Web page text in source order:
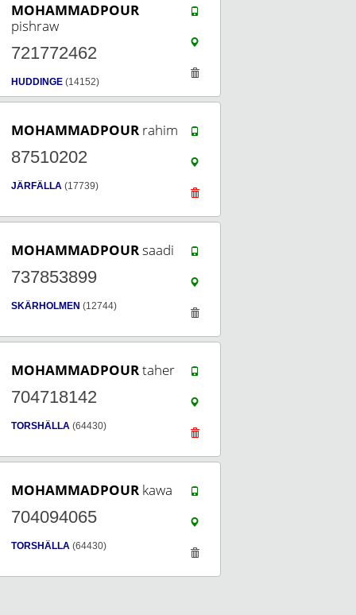
MOHAMMADPOUR
pishraw
721772462
HUDDINGE (14152)
MOHAMMADPOUR rahim
87510202
JÄRFÄLLA (17739)
MOHAMMADPOURsaadi
737853899
SKÄRHOLMEN (12744)
MOHAMMADPOURtaher
704718142
TORSHÄLLA (64430)
MOHAMMADPOUR kawa
704094065
TORSHÄLLA (64430)